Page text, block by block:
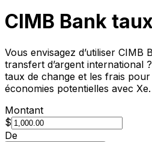
CIMB Bank
Vous envisagez d’utiliser CIMB
transfert d’argent international
taux de change et les frais
économies potentielles avec Xe.
Montant
$
De